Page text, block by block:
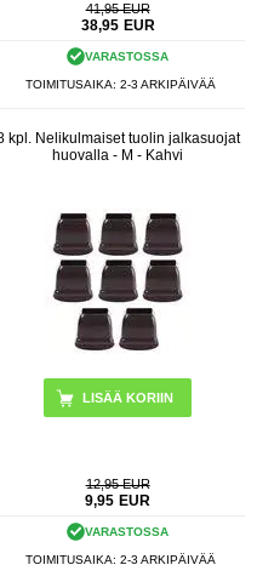
41,95 EUR
38,95 EUR
VARASTOSSA
TOIMITUSAIKA: 2-3 ARKIPÄIVÄÄ
kpl. Nelikulmaiset tuolin jalkasuojat
huovalla - M - Kahvi
12,95 EUR
9,95 EUR
VARASTOSSA
TOIMITUSAIKA: 2-3 ARKIPÄIVÄÄ